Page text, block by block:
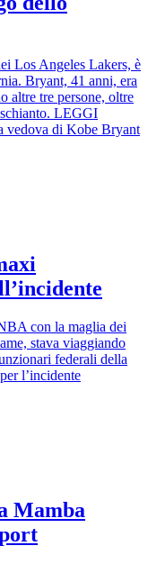
Los Angeles Lakers, è
Bryant, 41 anni, era
altre tre persone, oltre
LEGGI
vedova di Kobe Bryant
con la maglia dei
stava viaggiando
federali della
l’incidente
Mamba